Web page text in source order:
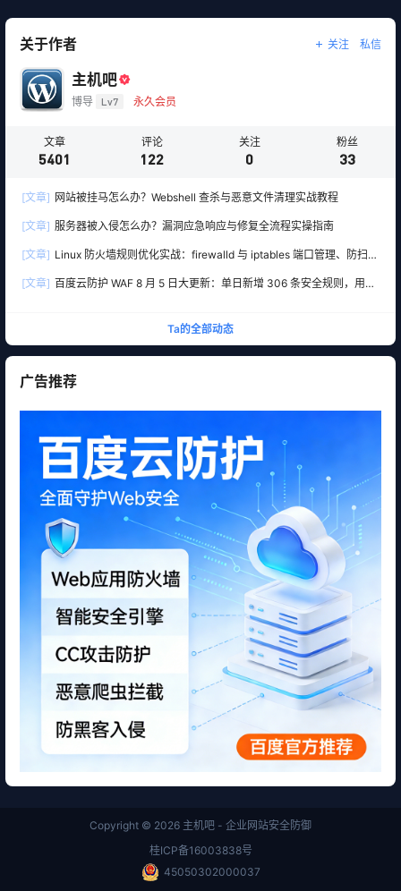
关于作者 关注 私信
主机吧
博导 Lv7 永久会员
文章
5401
评论
122
关注
0
粉丝
33
[文章] 网站被挂马怎么办？Webshell 查杀与恶意文件清理实战教程
[文章] 服务器被入侵怎么办？漏洞应急响应与修复全流程实操指南
[文章] Linux 防火墙规则优化实战：firewalld 与 iptables 端口管理、防扫描
[文章] 百度云防护 WAF 8 月 5 日大更新：单日新增 306 条安全规则，用友
Ta的全部动态
广告推荐
Copyright © 2026 主机吧 - 企业网站安全防御
桂ICP备16003838号
45050302000037